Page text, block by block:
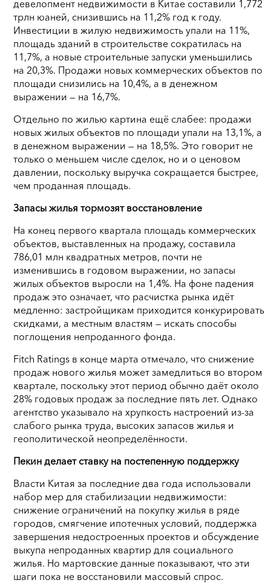
девелопмент недвижимости в Китае составили 1,772
трлн юаней, снизившись на 11,2% год к году.
Инвестиции в жилую недвижимость упали на 11%,
площадь зданий в строительстве сократилась на
11,7%, а новые строительные запуски уменьшились
на 20,3%. Продажи новых коммерческих объектов по
площади снизились на 10,4%, а в денежном
выражении — на 16,7%.
Отдельно по жилью картина ещё слабее: продажи
новых жилых объектов по площади упали на 13,1%, а
в денежном выражении — на 18,5%. Это говорит не
только о меньшем числе сделок, но и о ценовом
давлении, поскольку выручка сокращается быстрее,
чем проданная площадь.
Запасы жилья тормозят восстановление
На конец первого квартала площадь коммерческих
объектов, выставленных на продажу, составила
786,01 млн квадратных метров, почти не
изменившись в годовом выражении, но запасы
жилых объектов выросли на 1,4%. На фоне падения
продаж это означает, что расчистка рынка идёт
медленно: застройщикам приходится конкурировать
скидками, а местным властям — искать способы
поглощения непроданного фонда.
Fitch Ratings в конце марта отмечало, что снижение
продаж нового жилья может замедлиться во втором
квартале, поскольку этот период обычно даёт около
28% годовых продаж за последние пять лет. Однако
агентство указывало на хрупкость настроений из-за
слабого рынка труда, высоких запасов жилья и
геополитической неопределённости.
Пекин делает ставку на постепенную поддержку
Власти Китая за последние два года использовали
набор мер для стабилизации недвижимости:
снижение ограничений на покупку жилья в ряде
городов, смягчение ипотечных условий, поддержка
завершения недостроенных проектов и обсуждение
выкупа непроданных квартир для социального
жилья. Но мартовские данные показывают, что эти
шаги пока не восстановили массовый спрос.